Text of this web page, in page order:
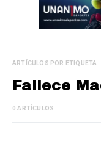
ARTÍCULOS POR ETIQUETA
Fallece
0 ARTÍCULOS